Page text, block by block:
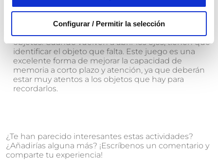
Configurar / Permitir la selección
Memorice.Colocamos distintos objetos en una
bandeja y dejamos que los jugadores los observen
durante unos segundos y les pedimos que cierren
los ojos. En ese momento, retiramos uno de los
objetos. Cuando vuelven a abrir los ojos, tienen que
identificar el objeto que falta. Este juego es una
excelente forma de mejorar la capacidad de
memoria a corto plazo y atención, ya que deberán
estar muy atentos a los objetos que hay para
recordarlos.
¿Te han parecido interesantes estas actividades?
¿Añadirías alguna más? ¡Escríbenos un comentario y
comparte tu experiencia!